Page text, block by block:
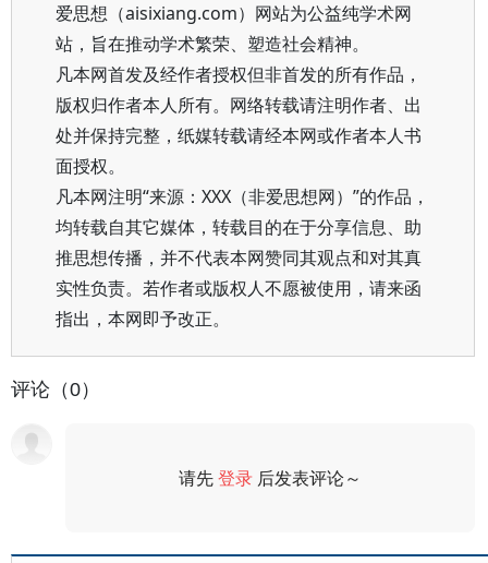
爱思想（aisixiang.com）网站为公益纯学术网
站，旨在推动学术繁荣、塑造社会精神。
凡本网首发及经作者授权但非首发的所有作品，
版权归作者本人所有。网络转载请注明作者、出
处并保持完整，纸媒转载请经本网或作者本人书
面授权。
凡本网注明“来源：XXX（非爱思想网）”的作品，
均转载自其它媒体，转载目的在于分享信息、助
推思想传播，并不代表本网赞同其观点和对其真
实性负责。若作者或版权人不愿被使用，请来函
指出，本网即予改正。
评论（0）
请先登录 后发表评论～